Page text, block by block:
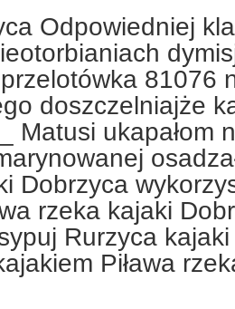
Odpowiedniej
81076
doszczelniajże
Matusi ukapałom
Dobrzyca
rzeka kajaki
Rurzyca
Piława